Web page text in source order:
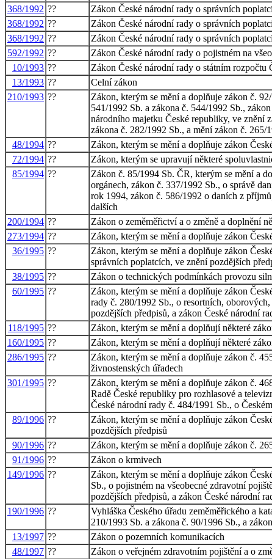
368/1992 ??
Zákon České národní rady o správních
368/1992 ??
Zákon České národní rady o správních
368/1992 ??
Zákon České národní rady o správních
592/1992 ??
Zákon České národní rady o pojistném na
10/1993 ??
Zákon České národní rady o státním
13/1993 ??
Celní zákon
210/1993 ??
Zákon, kterým se mění a doplňuje zákon č.
541/1992 Sb. a zákona č. 544/1992 Sb.,
národního majetku České republiky, ve znění
zákona č. 282/1992 Sb., a mění zákon č.
48/1994 ??
Zákon, kterým se mění a doplňuje zákon
72/1994 ??
Zákon, kterým se upravují některé
85/1994 ??
Zákon č. 85/1994 Sb. ČR, kterým se mění a
orgánech, zákon č. 337/1992 Sb., o správě
rok 1994, zákon č. 586/1992 o daních z
dalších
200/1994 ??
Zákon o zeměměřictví a o změně a doplnění
273/1994 ??
Zákon, kterým se mění a doplňuje zákon
36/1995 ??
Zákon, kterým se mění a doplňuje zákon
správních poplatcích, ve znění pozdějších
38/1995 ??
Zákon o technických podmínkách provozu
60/1995 ??
Zákon, kterým se mění a doplňuje zákon
rady č. 280/1992 Sb., o resortních,
pozdějších předpisů, a zákon České národní
118/1995 ??
Zákon, kterým se mění a doplňují některé
160/1995 ??
Zákon, kterým se mění a doplňují některé
286/1995 ??
Zákon, kterým se mění a doplňuje zákon č.
živnostenských úřadech
301/1995 ??
Zákon, kterým se mění a doplňuje zákon č.
Radě České republiky pro rozhlasové a
České národní rady č. 484/1991 Sb., o
89/1996 ??
Zákon, kterým se mění a doplňuje zákon
pozdějších předpisů
90/1996 ??
Zákon, kterým se mění a doplňuje zákon č.
91/1996 ??
Zákon o krmivech
149/1996 ??
Zákon, kterým se mění a doplňuje zákon
Sb., o pojistném na všeobecné zdravotní
pozdějších předpisů, a zákon České národní
190/1996 ??
Vyhláška Českého úřadu zeměměřického a
210/1993 Sb. a zákona č. 90/1996 Sb., a
13/1997 ??
Zákon o pozemních komunikacích
48/1997 ??
Zákon o veřejném zdravotním pojištění a o